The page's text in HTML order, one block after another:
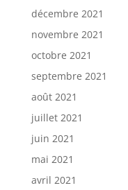
décembre 2021
novembre 2021
octobre 2021
septembre 2021
août 2021
juillet 2021
juin 2021
mai 2021
avril 2021